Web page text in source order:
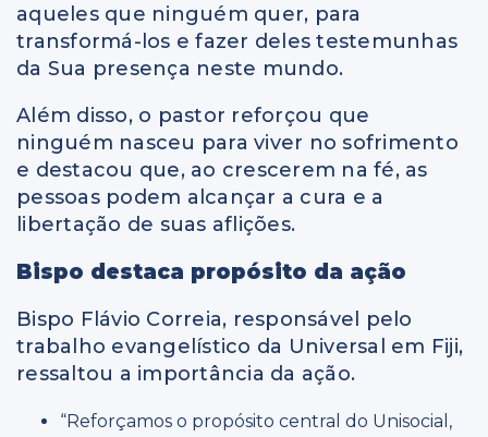
aqueles que ninguém quer, para
transformá-los e fazer deles testemunhas
da Sua presença neste mundo.
Além disso, o pastor reforçou que
ninguém nasceu para viver no sofrimento
e destacou que, ao crescerem na fé, as
pessoas podem alcançar a cura e a
libertação de suas aflições.
Bispo destaca propósito da ação
Bispo Flávio Correia, responsável pelo
trabalho evangelístico da Universal em Fiji,
ressaltou a importância da ação.
“Reforçamos o propósito central do Unisocial,